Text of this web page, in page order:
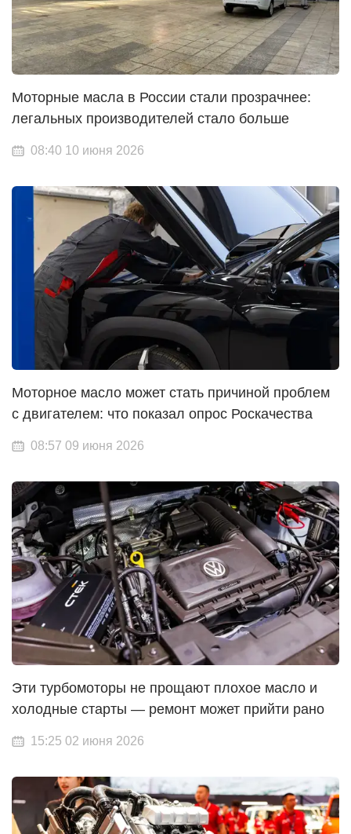
Моторные масла в России стали прозрачнее:
легальных производителей стало больше
08:40 10 июня 2026
Моторное масло может стать причиной проблем
с двигателем: что показал опрос Роскачества
08:57 09 июня 2026
Эти турбомоторы не прощают плохое масло и
холодные старты — ремонт может прийти рано
15:25 02 июня 2026